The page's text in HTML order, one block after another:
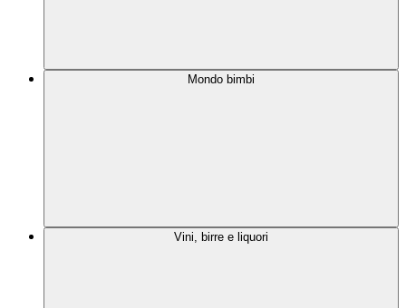
Mondo bimbi
Vini, birre e liquori